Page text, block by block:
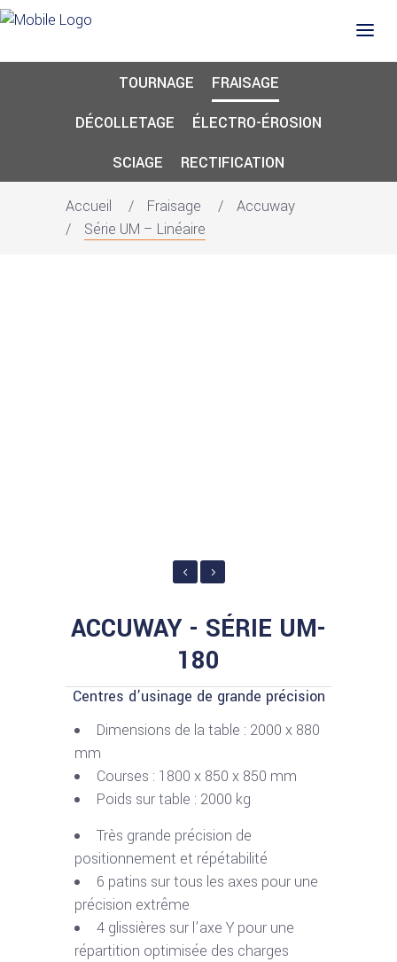
TOURNAGE
FRAISAGE
DÉCOLLETAGE
ÉLECTRO-ÉROSION
SCIAGE
RECTIFICATION
Accueil Fraisage
Accuway
Série UM – Linéaire
ACCUWAY - SÉRIE UM-
180
Centres d’usinage de grande précision
Dimensions de la table : 2000 x 880
mm
Courses : 1800 x 850 x 850 mm
Poids sur table : 2000 kg
Très grande précision de
positionnement et répétabilité
6 patins sur tous les axes pour une
précision extrême
4 glissières sur l’axe Y pour une
répartition optimisée des charges